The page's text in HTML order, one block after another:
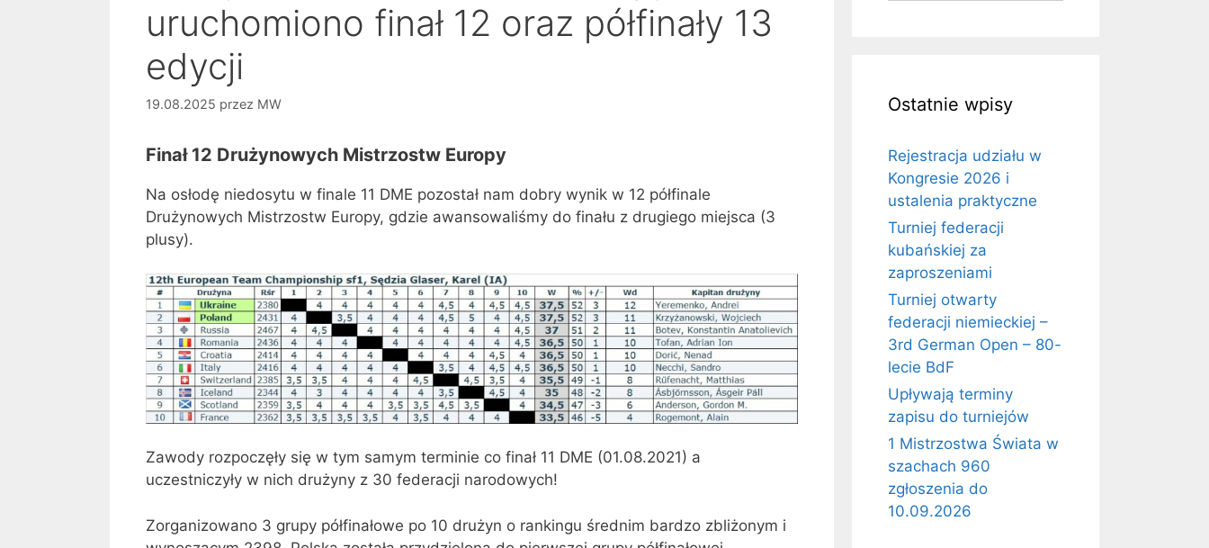
uruchomiono finał 12 oraz półfinały 13
edycji
19.08.2025 przez MW
Finał 12 Drużynowych Mistrzostw Europy
Na osłodę niedosytu w finale 11 DME pozostał nam dobry wynik w 12 półfinale
Drużynowych Mistrzostw Europy, gdzie awansowaliśmy do finału z drugiego miejsca (3
plusy).
Zawody rozpoczęły się w tym samym terminie co finał 11 DME (01.08.2021) a
uczestniczyły w nich drużyny z 30 federacji narodowych!
Zorganizowano 3 grupy półfinałowe po 10 drużyn o rankingu średnim bardzo zbliżonym i
Ostatnie wpisy
Rejestracja udziału w
Kongresie 2026 i
ustalenia praktyczne
Turniej federacji
kubańskiej za
zaproszeniami
Turniej otwarty
federacji niemieckiej –
3rd German Open – 80-
lecie BdF
Upływają terminy
zapisu do turniejów
1 Mistrzostwa Świata w
szachach 960
zgłoszenia do
10.09.2026